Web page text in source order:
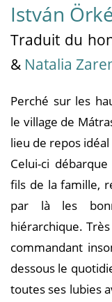
István
Traduit du
& Natalia
Perché sur les
le village de
lieu de repos
Celui-ci
fils de la famille,
par là les
hiérarchique.
commandant
dessous le
toutes ses lubies